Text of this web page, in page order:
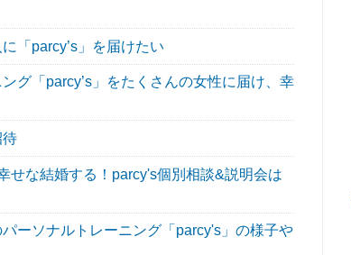
「parcy’s」を届けたい
グ「parcy’s」をたくさんの女性に届け、幸
待
せな結婚する！parcy's個別相談&説明会は
ーソナルトレーニング「parcy's」の様子や